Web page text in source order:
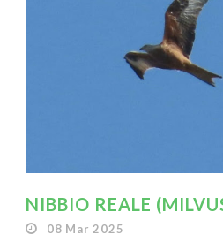
NIBBIO REALE
08 Mar 2025